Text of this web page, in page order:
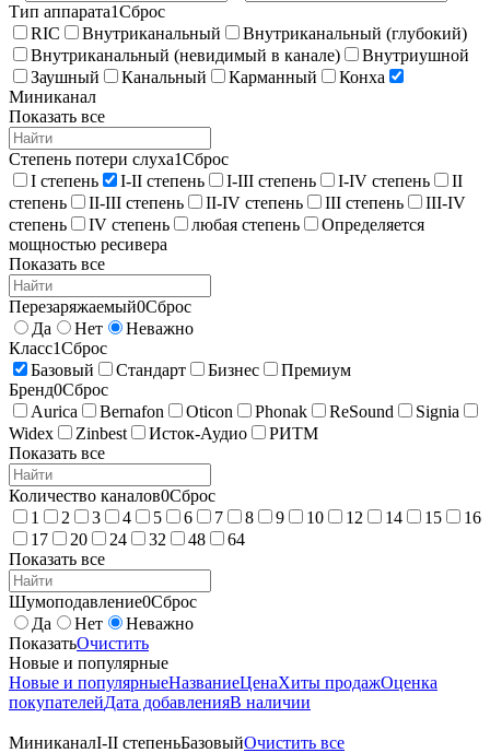
Тип аппарата1Сброс
RIC
Внутриканальный
Внутриканальный (глубокий)
Внутриканальный (невидимый в канале)
Внутриушной
Заушный
Канальный Карманный
Конха
Миниканал
Показать все
Степень потери слуха1Сброс
I степень
I-II степень I-III степень I-IV степень
II
степень
II-III степень II-IV степень III степень
III-IV
степень
IV степень любая степень
Определяется
мощностью ресивера
Показать все
Перезаряжаемый0Сброс
Да
Нет
Неважно
Класс1Сброс
Базовый
Стандарт Бизнес
Премиум
Бренд0Сброс
Aurica
Bernafon Oticon Phonak ReSound
Signia
Widex
Zinbest Исток-Аудио
РИТМ
Показать все
Количество каналов0Сброс
1
2 3 4 5 6 7 8 9 10 12 14 15
16
17
20 24 32 48
64
Показать все
Шумоподавление0Сброс
Да
Нет
Неважно
ПоказатьОчистить
Новые и популярные
Новые и популярныеНазваниеЦенаХиты продажОценка
покупателейДата добавленияВ наличии
МиниканалI-II степеньБазовыйОчистить все